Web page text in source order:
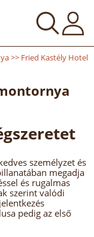
>> Fried Kastély Hotel
személyzet és
megadja
és rugalmas
szerint valódi
pedig az első